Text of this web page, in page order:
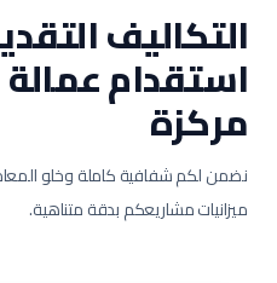
التكاليف
استقدام عمالة
مركزة
نضمن لكم شفافية كاملة وخلو
ميزانيات مشاريعكم بدقة متناهية.